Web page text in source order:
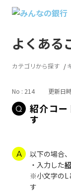
よくある
カテゴリから探す
No : 214 更新日
紹介コー
す
以下の場合
・入力した
※小文字のL
す